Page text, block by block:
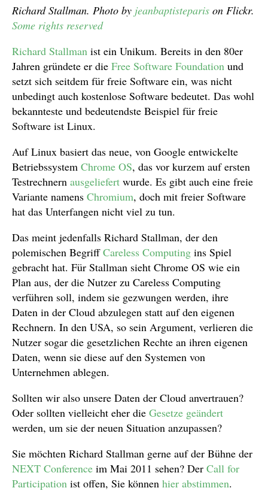
Richard Stallman. Photo by jeanbaptisteparis on Flickr.
Some rights reserved
Richard Stallman ist ein Unikum. Bereits in den 80er
Jahren gründete er die Free Software Foundation und
setzt sich seitdem für freie Software ein, was nicht
unbedingt auch kostenlose Software bedeutet. Das wohl
bekannteste und bedeutendste Beispiel für freie
Software ist Linux.
Auf Linux basiert das neue, von Google entwickelte
Betriebssystem Chrome OS, das vor kurzem auf ersten
Testrechnern ausgeliefert wurde. Es gibt auch eine freie
Variante namens Chromium, doch mit freier Software
hat das Unterfangen nicht viel zu tun.
Das meint jedenfalls Richard Stallman, der den
polemischen BegriffCareless Computing ins Spiel
gebracht hat. Für Stallman sieht Chrome OS wie ein
Plan aus, der die Nutzer zu Careless Computing
verführen soll, indem sie gezwungen werden, ihre
Daten in der Cloud abzulegen statt auf den eigenen
Rechnern. In den USA, so sein Argument, verlieren die
Nutzer sogar die gesetzlichen Rechte an ihren eigenen
Daten, wenn sie diese auf den Systemen von
Unternehmen ablegen.
Sollten wir also unsere Daten der Cloud anvertrauen?
Oder sollten vielleicht eher die Gesetze geändert
werden, um sie der neuen Situation anzupassen?
Sie möchten Richard Stallman gerne auf der Bühne der
NEXT Conference im Mai 2011 sehen? Der Call for
Participation ist offen, Sie können hier abstimmen.